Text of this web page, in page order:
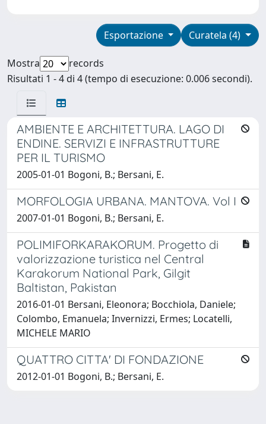
Curatela (4)
Esportazione
Mostra
records
Risultati 1 - 4 di 4 (tempo di esecuzione: 0.006 secondi).
AMBIENTE E ARCHITETTURA. LAGO DI
ENDINE. SERVIZI E INFRASTRUTTURE
PER IL TURISMO
2005-01-01 Bogoni, B.; Bersani, E.
MORFOLOGIA URBANA. MANTOVA. Vol I
2007-01-01 Bogoni, B.; Bersani, E.
POLIMIFORKARAKORUM. Progetto di
valorizzazione turistica nel Central
Karakorum National Park, Gilgit
Baltistan, Pakistan
2016-01-01 Bersani, Eleonora; Bocchiola, Daniele;
Colombo, Emanuela; Invernizzi, Ermes; Locatelli,
MICHELE MARIO
QUATTRO CITTA' DI FONDAZIONE
2012-01-01 Bogoni, B.; Bersani, E.